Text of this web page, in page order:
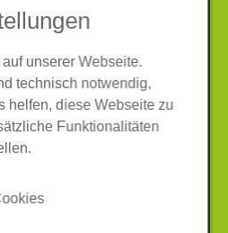
GmbH & Co. KG
unserer Webseite.
technisch notwendig,
helfen, diese Webseite zu
Funktionalitäten